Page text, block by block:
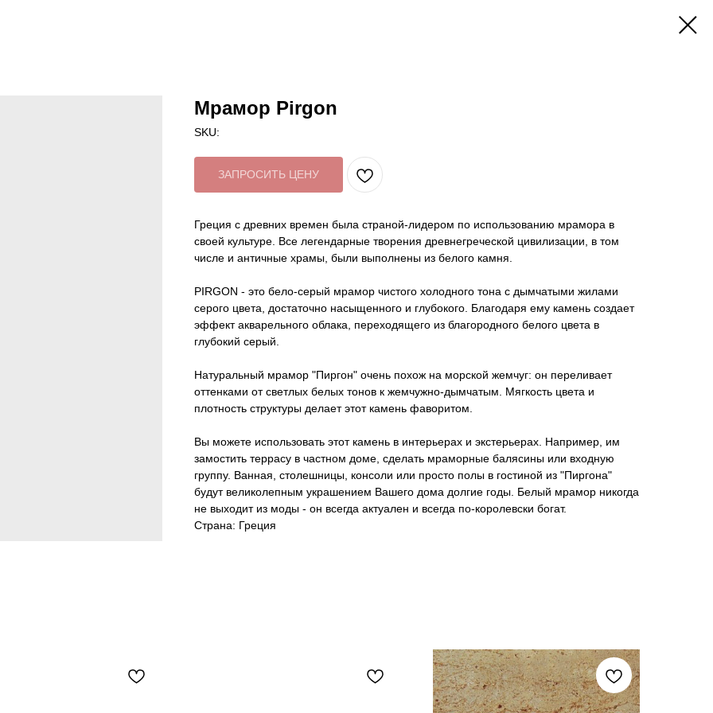
Мрамор Pirgon
SKU:
ЗАПРОСИТЬ ЦЕНУ
Греция с древних времен была страной-лидером по использованию мрамора в
своей культуре. Все легендарные творения древнегреческой цивилизации, в том
числе и античные храмы, были выполнены из белого камня.
PIRGON - это бело-серый мрамор чистого холодного тона с дымчатыми жилами
серого цвета, достаточно насыщенного и глубокого. Благодаря ему камень создает
эффект акварельного облака, переходящего из благородного белого цвета в
глубокий серый.
Натуральный мрамор "Пиргон" очень похож на морской жемчуг: он переливает
оттенками от светлых белых тонов к жемчужно-дымчатым. Мягкость цвета и
плотность структуры делает этот камень фаворитом.
Вы можете использовать этот камень в интерьерах и экстерьерах. Например, им
замостить террасу в частном доме, сделать мраморные балясины или входную
группу. Ванная, столешницы, консоли или просто полы в гостиной из "Пиргона"
будут великолепным украшением Вашего дома долгие годы. Белый мрамор никогда
не выходит из моды - он всегда актуален и всегда по-королевски богат.
Страна: Греция